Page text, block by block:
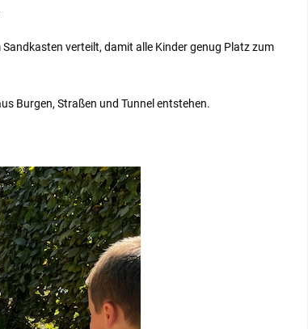
verteilt, damit alle Kinder genug Platz zum
Burgen, Straßen und Tunnel entstehen.